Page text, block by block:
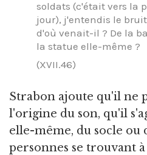
soldats (c'était vers la
jour), j'entendis le
d'où venait-il ? De la
la statue elle-même ?
(XVII.46)
Strabon ajoute qu'il ne
l'origine du son, qu'il
elle-même, du socle ou
personnes se trouvant